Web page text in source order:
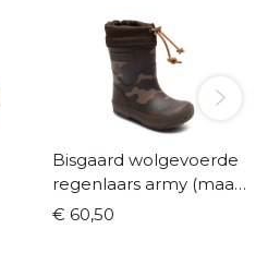
Bisgaard wolgevoerde
regenlaars army (maat
25-40)
€ 60,50